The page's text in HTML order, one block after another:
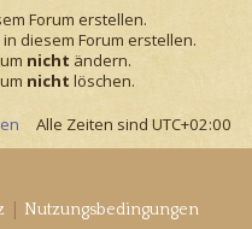
Forum erstellen.
diesem Forum erstellen.
nicht ändern.
nicht löschen.
Alle Zeiten sind UTC+02:00
| Nutzungsbedingungen